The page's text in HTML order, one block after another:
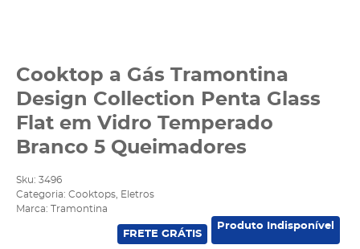
Cooktop a Gás Tramontina
Design Collection Penta Glass
Flat em Vidro Temperado
Branco 5 Queimadores
Sku: 3496
Categoria: Cooktops
Eletros
Marca:
Tramontina
FRETE GRÁTIS
Produto Indisponível